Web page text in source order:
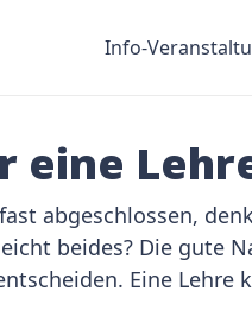
Info-
eine
abgeschlossen,
beides? Die gute
Eine